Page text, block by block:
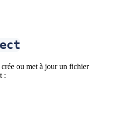
crée ou met à jour un fichier
: